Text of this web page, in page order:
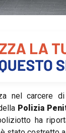
nel carcere di
Polizia
ha